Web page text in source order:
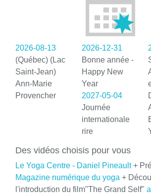
2026-08-13
(Québec) (Lac
Saint-Jean)
Ann-Marie
Provencher
2026-12-31
Bonne année -
Happy New
Year
2027-05-04
Journée
internationale
rire
Des vidéos choisis pour vous
Le Yoga Centre - Daniel Pineault+
Magazine numérique du yoga +
l'introduction du film"The Grand Self"